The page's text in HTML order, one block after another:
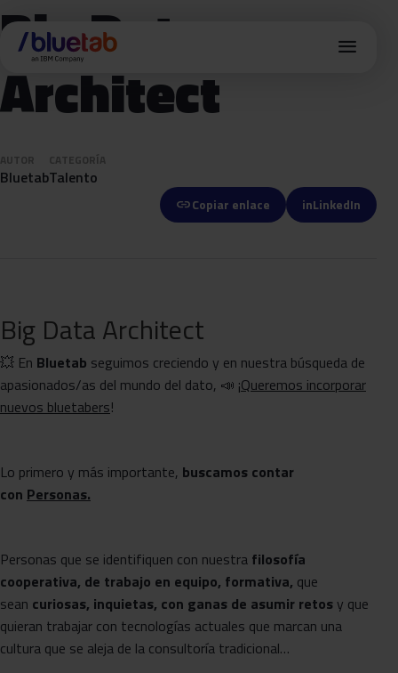
menu
Big Data
Architect
AUTOR
Bluetab
CATEGORÍA
Talento
linkCopiar enlace inLinkedIn
Big Data Architect
💥 En Bluetab seguimos creciendo y en nuestra búsqueda de
apasionados/as del mundo del dato, 📣 ¡Queremos incorporar
nuevos bluetabers!
Lo primero y más importante, buscamos contar
con Personas.
Personas que se identifiquen con nuestra filosofía
cooperativa, de trabajo en equipo, formativa, que
sean curiosas, inquietas, con ganas de asumir retosy que
quieran trabajar con tecnologías actuales que marcan una
cultura que se aleja de la consultoría tradicional…